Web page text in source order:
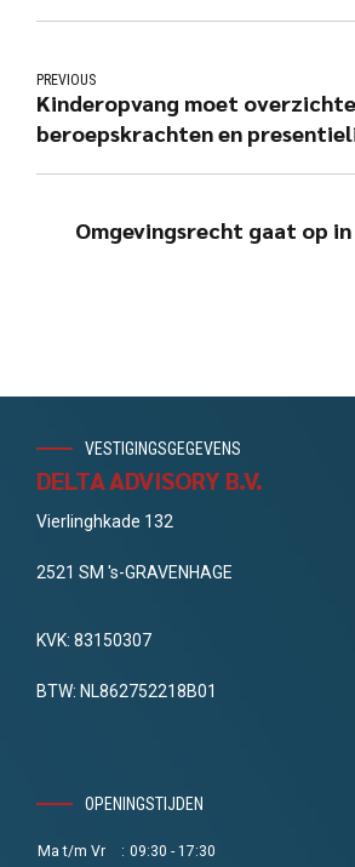
PREVIOUS
Kinderopvang moet
beroepskrachten en
Omgevingsrecht gaat op
VESTIGINGSGEGEVENS
DELTA ADVISORY B.V.
Vierlinghkade 132
2521 SM 's-GRAVENHAGE
KVK: 83150307
BTW: NL862752218B01
OPENINGSTIJDEN
Ma t/m Vr : 09:30 - 17:30